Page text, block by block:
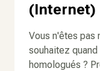
(Internet)
Vous n'êtes pas
souhaitez
homologués ?